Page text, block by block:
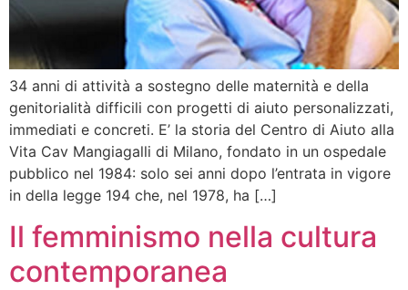
34 anni di attività a sostegno delle maternità e della
genitorialità difficili con progetti di aiuto personalizzati,
immediati e concreti. E’ la storia del Centro di Aiuto alla
Vita Cav Mangiagalli di Milano, fondato in un ospedale
pubblico nel 1984: solo sei anni dopo l’entrata in vigore
in della legge 194 che, nel 1978, ha […]
Il femminismo nella cultura
contemporanea